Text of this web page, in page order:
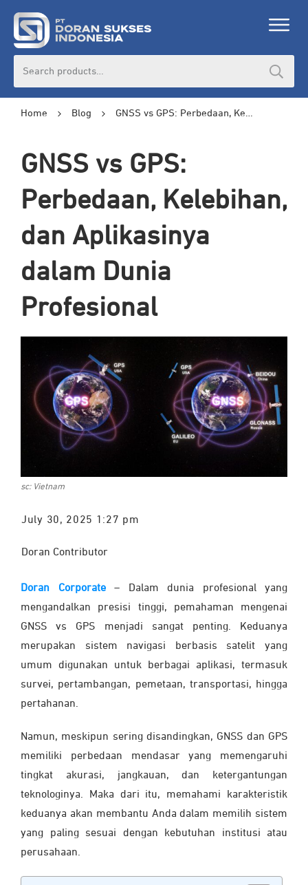
Home Blog GNSS vs GPS: Perbedaan, Kelebihan, dan Aplikasinya dalam Dunia Profesional
GNSS vs GPS:
Perbedaan, Kelebihan,
dan Aplikasinya
dalam Dunia
Profesional
sc: Vietnam
July 30, 2025 1:27 pm
Doran Contributor
Doran Corporate–
Dalam dunia profesional yang
mengandalkan presisi tinggi, pemahaman mengenai
GNSS vs GPS menjadi sangat penting. Keduanya
merupakan sistem navigasi berbasis satelit yang
umum digunakan untuk berbagai aplikasi, termasuk
survei, pertambangan, pemetaan, transportasi, hingga
pertahanan.
Namun, meskipun sering disandingkan, GNSS dan GPS
memiliki perbedaan mendasar yang memengaruhi
tingkat akurasi, jangkauan, dan ketergantungan
teknologinya. Maka dari itu, memahami karakteristik
keduanya akan membantu Anda dalam memilih sistem
yang paling sesuai dengan kebutuhan institusi atau
perusahaan.